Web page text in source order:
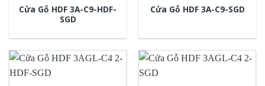
Cửa Gỗ HDF 3A-C9-HDF-
SGD
Cửa Gỗ HDF 3A-C9-SGD